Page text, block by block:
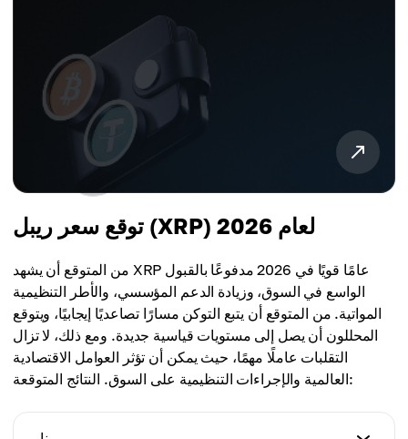
توقع سعر ريبل (XRP) لعام 2026
من المتوقع أن يشهد XRP عامًا قويًا في 2026 مدفوعًا بالقبول
الواسع في السوق، وزيادة الدعم المؤسسي، والأطر التنظيمية
المواتية. من المتوقع أن يتبع التوكن مسارًا تصاعديًا إيجابيًا، ويتوقع
المحللون أن يصل إلى مستويات قياسية جديدة. ومع ذلك، لا تزال
التقلبات عاملًا مهمًا، حيث يمكن أن تؤثر العوامل الاقتصادية
العالمية والإجراءات التنظيمية على السوق. النتائج المتوقعة: